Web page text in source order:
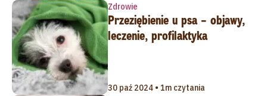
Zdrowie
Przeziębienie u psa – objawy,
leczenie, profilaktyka
30 paź 2024 • 1m czytania